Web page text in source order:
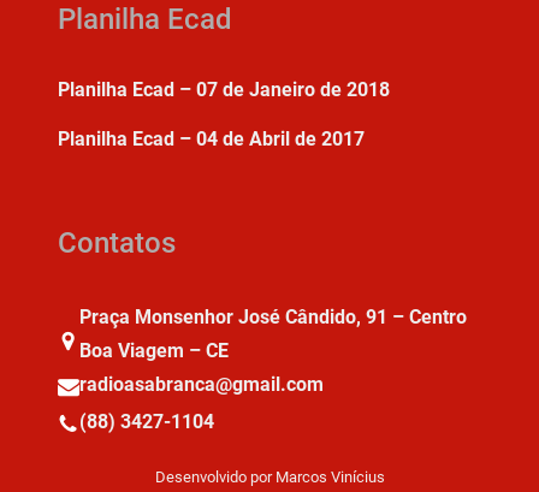
Planilha Ecad
Planilha Ecad – 07 de Janeiro de 2018
Planilha Ecad – 04 de Abril de 2017
Contatos
Praça Monsenhor José Cândido, 91 – Centro
Boa Viagem – CE
radioasabranca@gmail.com
(88) 3427-1104
Desenvolvido por Marcos Vinícius